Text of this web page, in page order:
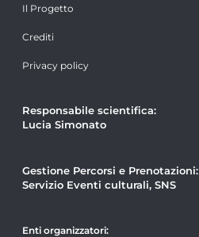
Il Progetto
Crediti
Privacy policy
Responsabile scientifica:
Lucia Simonato
Gestione Percorsi e Prenotazioni:
Servizio Eventi culturali, SNS
Enti organizzatori: